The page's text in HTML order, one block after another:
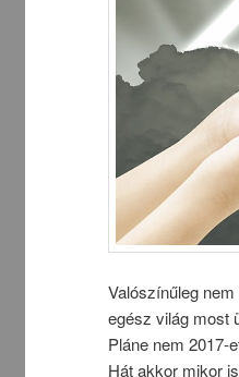
Valószínűleg
egész világ most
Pláne nem 2017-
Hát akkor mikor